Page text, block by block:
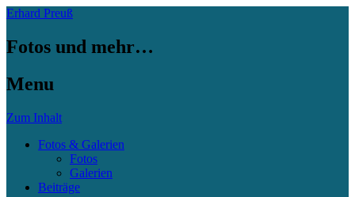
Erhard Preuß
Fotos und mehr…
Menu
Zum Inhalt
Fotos & Galerien
Fotos
Galerien
Beiträge